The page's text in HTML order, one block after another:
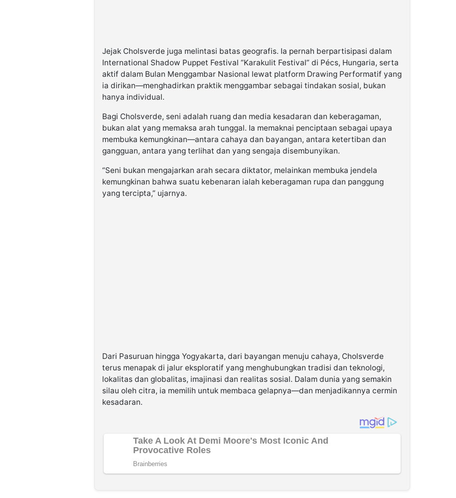
Jejak Cholsverde juga melintasi batas geografis. Ia pernah berpartisipasi dalam
International Shadow Puppet Festival “Karakulit Festival” di Pécs, Hungaria, serta
aktif dalam Bulan Menggambar Nasional lewat platform Drawing Performatif yang
ia dirikan—menghadirkan praktik menggambar sebagai tindakan sosial, bukan
hanya individual.
Bagi Cholsverde, seni adalah ruang dan media kesadaran dan keberagaman,
bukan alat yang memaksa arah tunggal. Ia memaknai penciptaan sebagai upaya
membuka kemungkinan—antara cahaya dan bayangan, antara ketertiban dan
gangguan, antara yang terlihat dan yang sengaja disembunyikan.
“Seni bukan mengajarkan arah secara diktator, melainkan membuka jendela
kemungkinan bahwa suatu kebenaran ialah keberagaman rupa dan panggung
yang tercipta,” ujarnya.
Dari Pasuruan hingga Yogyakarta, dari bayangan menuju cahaya, Cholsverde
terus menapak di jalur eksploratif yang menghubungkan tradisi dan teknologi,
lokalitas dan globalitas, imajinasi dan realitas sosial. Dalam dunia yang semakin
silau oleh citra, ia memilih untuk membaca gelapnya—dan menjadikannya cermin
kesadaran.